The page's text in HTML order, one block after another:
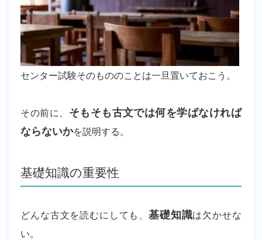
センター試験そのもののことは一旦置いておこう。
その前に、 そもそも古文では何を学ばなければ
ならないかを説明する。
基礎知識の重要性
どんな古文を読むにしても、基礎知識は欠かせな
い。